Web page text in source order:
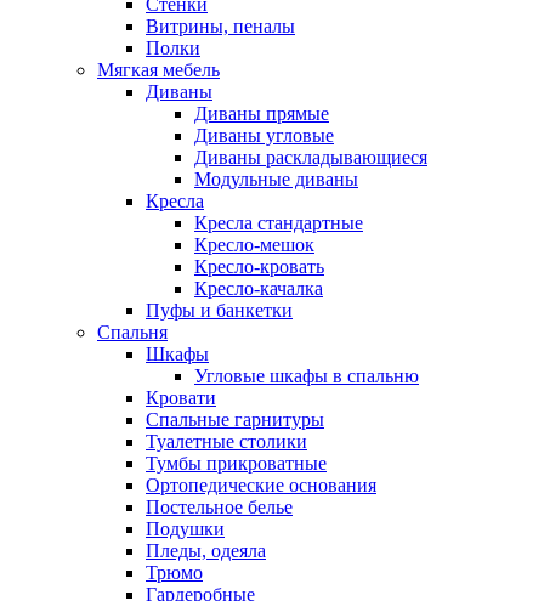
Стенки
Витрины, пеналы
Полки
Мягкая мебель
Диваны
Диваны прямые
Диваны угловые
Диваны раскладывающиеся
Модульные диваны
Кресла
Кресла стандартные
Кресло-мешок
Кресло-кровать
Кресло-качалка
Пуфы и банкетки
Спальня
Шкафы
Угловые шкафы в спальню
Кровати
Спальные гарнитуры
Туалетные столики
Тумбы прикроватные
Ортопедические основания
Постельное белье
Подушки
Пледы, одеяла
Трюмо
Гардеробные